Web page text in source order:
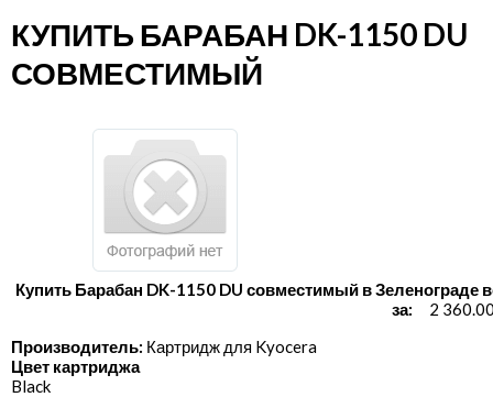
КУПИТЬ БАРАБАН DK-1150 DU
СОВМЕСТИМЫЙ
Купить Барабан DK-1150 DU совместимый в Зеленограде
за:
2
Производитель: Картридж для Kyocera
Цвет картриджа
Black